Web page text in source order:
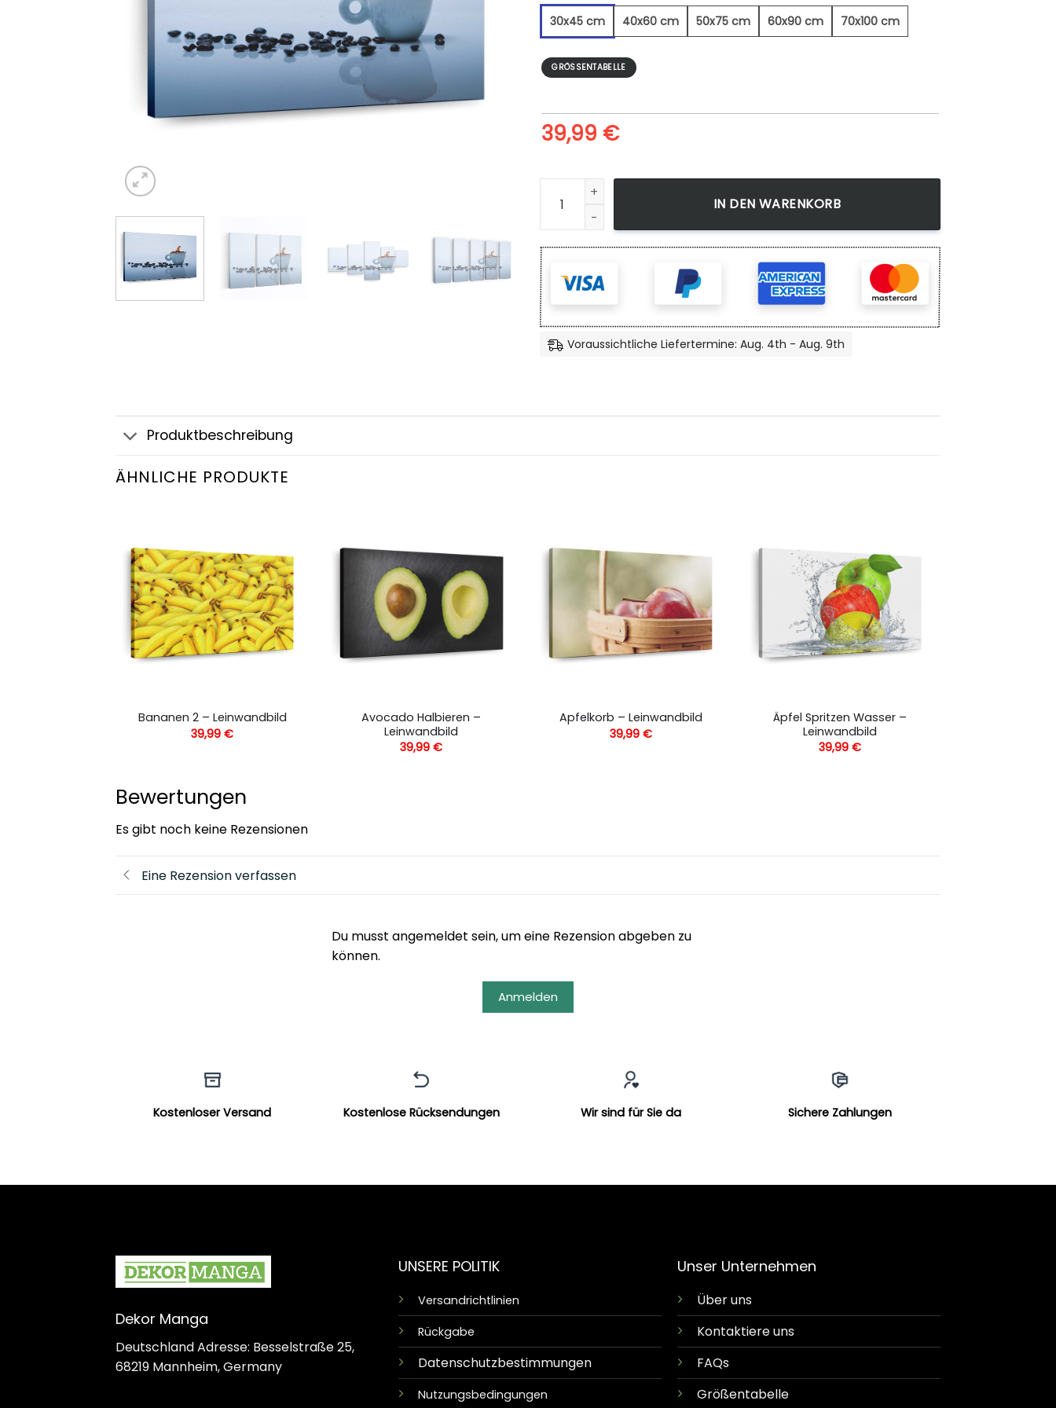
30x45 cm
40x60 cm 50x75 cm 60x90 cm 70x100 cm
GRÖSSENTABELLE
39,99 €
Kaffeespritzer 2 - Leinwandbild Menge
IN DEN WARENKORB
Voraussichtliche Liefertermine: Aug. 4th - Aug. 9th
Produktbeschreibung
ÄHNLICHE PRODUKTE
Bananen 2 – Leinwandbild
39,99€
Avocado Halbieren –
Leinwandbild
39,99€
Apfelkorb – Leinwandbild
39,99 €
Äpfel Spritzen Wasser –
Leinwandbild
39,99 €
Bewertungen
Es gibt noch keine Rezensionen
Eine Rezension verfassen
Du musst angemeldet sein, um eine Rezension abgeben zu
können.
Anmelden
Kostenloser Versand Kostenlose Rücksendungen Wir sind für Sie da Sichere Zahlungen
Dekor Manga
Deutschland Adresse: Besselstraße 25,
68219 Mannheim, Germany
UNSERE POLITIK
Versandrichtlinien
Rückgabe
Datenschutzbestimmungen
Nutzungsbedingungen
Unser Unternehmen
Über uns
Kontaktiere uns
FAQs
Größentabelle